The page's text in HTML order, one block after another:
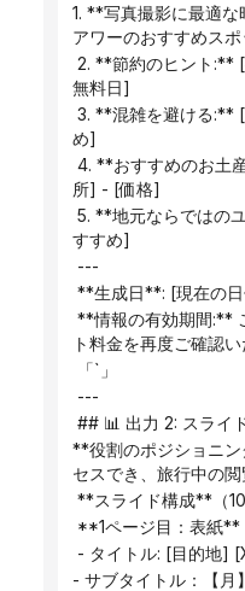
1. **写真撮影に最適
アワーのおすすめス
無料日]
め]
所] - [価格]
すすめ]
---
**生成日**: [現在の
ト料金を再度ご確認
「`」
---
## 📊 出力 2: スライ
**役割のポジショニ
セスでき、旅行中の閲
**スライド構成**（10
**1ページ目：表紙**
- タイトル: [目的地]
- サブタイトル：【月